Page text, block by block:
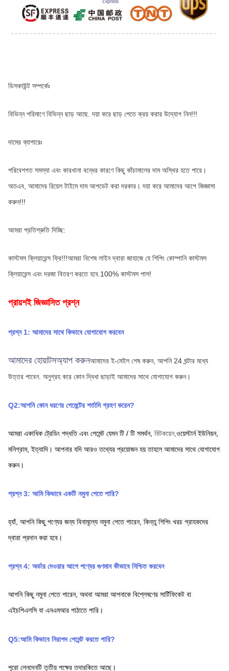
ডিসকাউন্ট সম্পর্কেঃ
বিভিন্ন পরিমাণে বিভিন্ন ছাড় আছে. দয়া করে ছাড় পেতে ক্রয় করার উদ্যোগ নিন!!!
দামের ব্যাপারেঃ
পরিবেশগত সমস্যা এবং কারখানা বন্ধের কারণে কিছু কাঁচামালের দাম অস্থির হতে পারে।
অতএব, আমাদের রিয়েল টাইমে দাম আপডেট করা দরকার। দয়া করে আমাদের আগে জিজ্ঞাসা
করুন!!!
আমরা প্রতিশ্রুতি দিচ্ছি:
কাস্টমস ক্লিয়ারেন্স ফ্রি!!!আমরা বিশেষ লাইন দ্বারা জাহাজে যে শিপিং কোম্পানি কাস্টমস
ক্লিয়ারেন্স এবং দরজা বিতরণ করতে হবে.100% কাস্টমস পাস!
প্রায়শই জিজ্ঞাসিত প্রশ্ন
প্রশ্ন 1: আমাদের সাথে কিভাবে যোগাযোগ করবেন
আমাদের হোয়াটসঅ্যাপ করুনআমাদের ই-মেইল শেষ করুন, আপনি 24 ঘন্টার মধ্যে
উত্তর পাবেন. অনুগ্রহ করে কোন দ্বিধা ছাড়াই আমাদের সাথে যোগাযোগ করুন।
Q2:আপনি কোন ধরণের পেমেন্টের শর্তাদি গ্রহণ করেন?
আমরা একাধিক ট্রেডিং পদ্ধতি এবং পেমেন্ট যেমন টি / টি সমর্থন, বিটকয়েন,ওয়েস্টার্ন ইউনিয়ন,
মনিগ্রাম, ইত্যাদি। আপনার যদি আরও তথ্যের প্রয়োজন হয় তাহলে আমাদের সাথে যোগাযোগ
করুন।
প্রশ্ন 3: আমি কিভাবে একটি নমুনা পেতে পারি?
হ্যাঁ, আপনি কিছু পণ্যের জন্য বিনামূল্যে নমুনা পেতে পারেন, কিন্তু শিপিং খরচ গ্রাহকদের
দ্বারা প্রদান করা হবে।
প্রশ্ন 4: অর্ডার দেওয়ার আগে পণ্যের গুণমান কীভাবে নিশ্চিত করবেন
আপনি কিছু নমুনা পেতে পারেন, অথবা আমরা আপনাকে বিশ্লেষণের সার্টিফিকেট বা
এইচপিএলসি বা এনএমআর পাঠাতে পারি।
Q5:আমি কিভাবে নিরাপদ পেমেন্ট করতে পারি?
পুরো লেনদেনটি তৃতীয় পক্ষের তদারকিতে আছে।